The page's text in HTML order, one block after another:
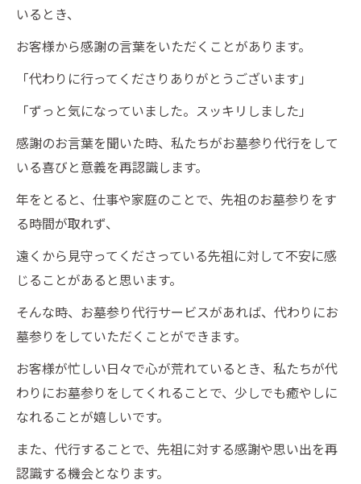
いるとき、
お客様から感謝の言葉をいただくことがあります。
「代わりに行ってくださりありがとうございます」
「ずっと気になっていました。スッキリしました」
感謝のお言葉を聞いた時、私たちがお墓参り代行をして
いる喜びと意義を再認識します。
年をとると、仕事や家庭のことで、先祖のお墓参りをす
る時間が取れず、
遠くから見守ってくださっている先祖に対して不安に感
じることがあると思います。
そんな時、お墓参り代行サービスがあれば、代わりにお
墓参りをしていただくことができます。
お客様が忙しい日々で心が荒れているとき、私たちが代
わりにお墓参りをしてくれることで、少しでも癒やしに
なれることが嬉しいです。
また、代行することで、先祖に対する感謝や思い出を再
認識する機会となります。